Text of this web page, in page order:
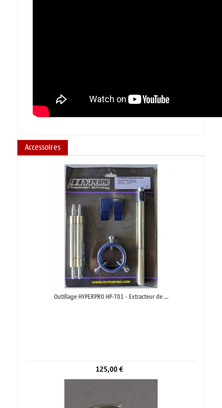
Accessoires
Outillage HYPERPRO HP-T01 - Extracteur de ...
125,00 €